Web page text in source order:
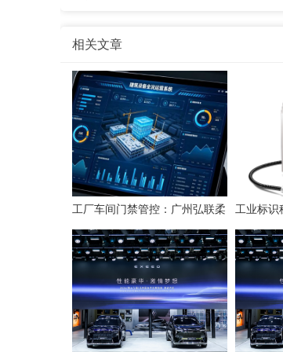
相关文章
工厂车间门禁管控：广州弘联柔
性方案解析
工业标识
喷码技术